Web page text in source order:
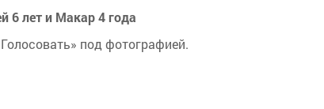
6 лет и Макар 4 года
под фотографией.